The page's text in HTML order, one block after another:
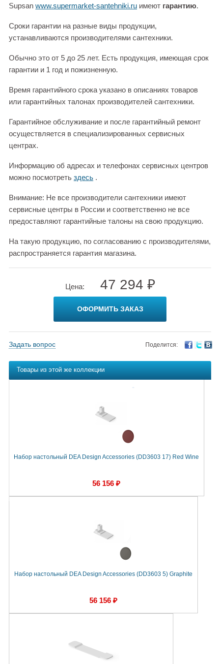
Supsan www.supermarket-santehniki.ru имеют гарантию.
Сроки гарантии на разные виды продукции,
устанавливаются производителями сантехники.
Обычно это от 5 до 25 лет. Есть продукция, имеющая срок
гарантии и 1 год и пожизненную.
Время гарантийного срока указано в описаниях товаров
или гарантийных талонах производителей сантехники.
Гарантийное обслуживание и после гарантийный ремонт
осуществляется в специализированных сервисных
центрах.
Информацию об адресах и телефонах сервисных центров
можно посмотреть здесь .
Внимание: Не все производители сантехники имеют
сервисные центры в России и соответственно не все
предоставляют гарантийные талоны на свою продукцию.
На такую продукцию, по согласованию с производителями,
распространяется гарантия магазина.
Цена: 47 294 ₽
ОФОРМИТЬ ЗАКАЗ
Задать вопрос Поделится:
Товары из этой же коллекции
Набор настольный DEA Design Accessories (DD3603 17) Red Wine
56 156 ₽
Набор настольный DEA Design Accessories (DD3603 5) Graphite
56 156 ₽